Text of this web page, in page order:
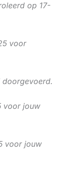
op 17-
voor
doorgevoerd.
voor jouw
voor jouw